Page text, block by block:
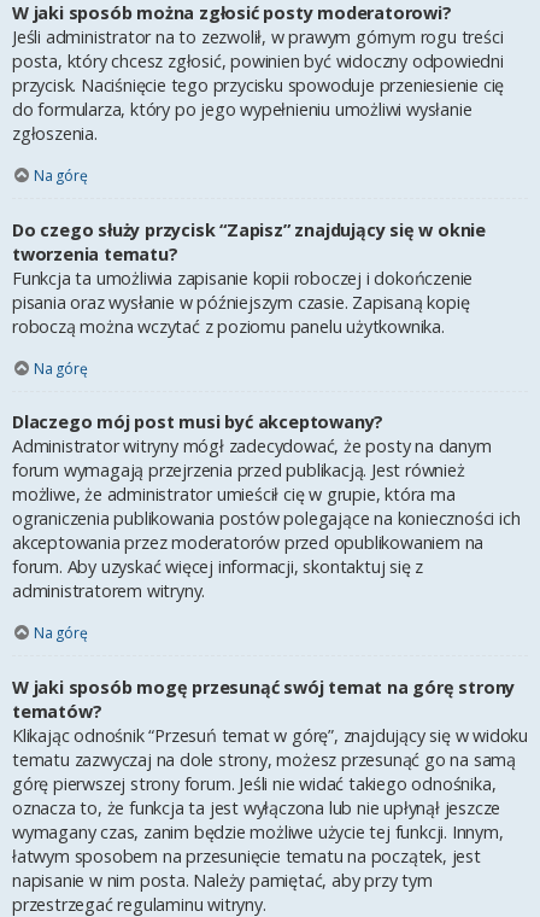
W jaki sposób można zgłosić posty moderatorowi?
Jeśli administrator na to zezwolił, w prawym górnym rogu treści
posta, który chcesz zgłosić, powinien być widoczny odpowiedni
przycisk. Naciśnięcie tego przycisku spowoduje przeniesienie cię
do formularza, który po jego wypełnieniu umożliwi wysłanie
zgłoszenia.
Na górę
Do czego służy przycisk “Zapisz” znajdujący się w oknie
tworzenia tematu?
Funkcja ta umożliwia zapisanie kopii roboczej i dokończenie
pisania oraz wysłanie w późniejszym czasie. Zapisaną kopię
roboczą można wczytać z poziomu panelu użytkownika.
Na górę
Dlaczego mój post musi być akceptowany?
Administrator witryny mógł zadecydować, że posty na danym
forum wymagają przejrzenia przed publikacją. Jest również
możliwe, że administrator umieścił cię w grupie, która ma
ograniczenia publikowania postów polegające na konieczności ich
akceptowania przez moderatorów przed opublikowaniem na
forum. Aby uzyskać więcej informacji, skontaktuj się z
administratorem witryny.
Na górę
W jaki sposób mogę przesunąć swój temat na górę strony
tematów?
Klikając odnośnik “Przesuń temat w górę”, znajdujący się w widoku
tematu zazwyczaj na dole strony, możesz przesunąć go na samą
górę pierwszej strony forum. Jeśli nie widać takiego odnośnika,
oznacza to, że funkcja ta jest wyłączona lub nie upłynął jeszcze
wymagany czas, zanim będzie możliwe użycie tej funkcji. Innym,
łatwym sposobem na przesunięcie tematu na początek, jest
napisanie w nim posta. Należy pamiętać, aby przy tym
przestrzegać regulaminu witryny.